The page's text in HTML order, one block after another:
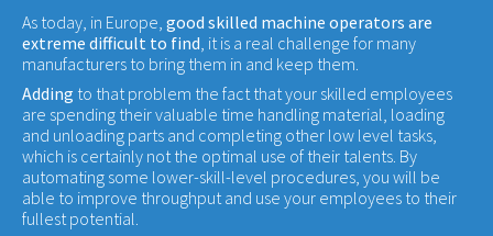
As today, in Europe, good skilled machine operators are
extreme difficult to find, it is a real challenge for many
manufacturers to bring them in and keep them.
Adding to that problem the fact that your skilled employees
are spending their valuable time handling material, loading
and unloading parts and completing other low level tasks,
which is certainly not the optimal use of their talents. By
automating some lower-skill-level procedures, you will be
able to improve throughput and use your employees to their
fullest potential.